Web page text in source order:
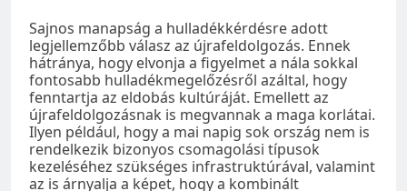
Sajnos manapság a hulladékkérdésre adott
legjellemzőbb válasz az újrafeldolgozás. Ennek
hátránya, hogy elvonja a figyelmet a nála sokkal
fontosabb hulladékmegelőzésről azáltal, hogy
fenntartja az eldobás kultúráját. Emellett az
újrafeldolgozásnak is megvannak a maga korlátai.
Ilyen például, hogy a mai napig sok ország nem is
rendelkezik bizonyos csomagolási típusok
kezeléséhez szükséges infrastruktúrával, valamint
az is árnyalja a képet, hogy a kombinált